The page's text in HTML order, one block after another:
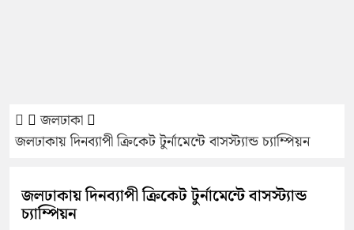
জলঢাকা
জলঢাকায় দিনব্যাপী ক্রিকেট টুর্নামেন্টে বাসস্ট্যান্ড চ্যাম্পিয়ন
জলঢাকায় দিনব্যাপী ক্রিকেট টুর্নামেন্টে বাসস্ট্যান্ড
চ্যাম্পিয়ন